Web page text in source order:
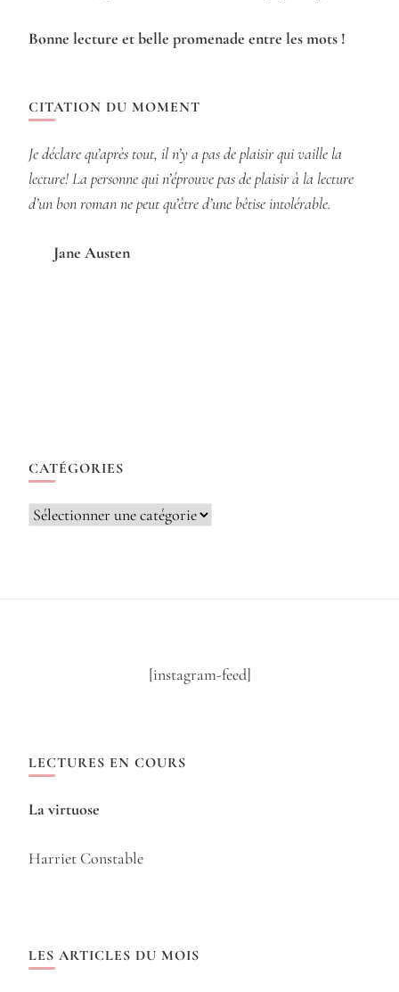
Bonne lecture et belle promenade entre les mots !
CITATION DU MOMENT
Je déclare qu’après tout, il n’y a pas de plaisir qui vaille la
lecture! La personne qui n’éprouve pas de plaisir à la lecture
d’un bon roman ne peut qu’être d’une bêtise intolérable.
Jane Austen
CATÉGORIES
Catégories
[instagram-feed]
LECTURES EN COURS
La virtuose
Harriet Constable
LES ARTICLES DU MOIS